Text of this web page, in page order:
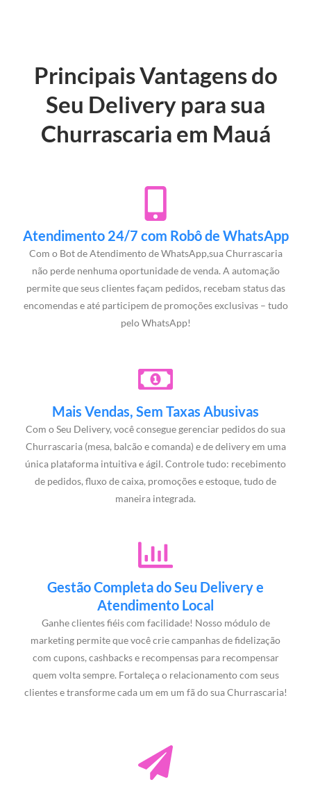
Principais Vantagens do
Seu Delivery para sua
Churrascaria em Mauá
Atendimento 24/7 com Robô de WhatsApp
Com o Bot de Atendimento de WhatsApp,sua Churrascaria
não perde nenhuma oportunidade de venda. A automação
permite que seus clientes façam pedidos, recebam status das
encomendas e até participem de promoções exclusivas – tudo
pelo WhatsApp!
Mais Vendas, Sem Taxas Abusivas
Com o Seu Delivery, você consegue gerenciar pedidos do sua
Churrascaria (mesa, balcão e comanda) e de delivery em uma
única plataforma intuitiva e ágil. Controle tudo: recebimento
de pedidos, fluxo de caixa, promoções e estoque, tudo de
maneira integrada.
Gestão Completa do Seu Delivery e
Atendimento Local
Ganhe clientes fiéis com facilidade! Nosso módulo de
marketing permite que você crie campanhas de fidelização
com cupons, cashbacks e recompensas para recompensar
quem volta sempre. Fortaleça o relacionamento com seus
clientes e transforme cada um em um fã do sua Churrascaria!